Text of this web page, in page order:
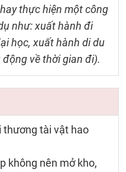
thực hiện một công
như: xuất hành đi
học, xuất hành di du
về thời gian đi).
thương tài vật hao
không nên mở kho,